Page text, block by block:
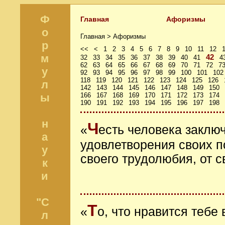
Ф
о
р
м
у
л
ы
н
а
у
к
и
"С
л
Главная Афоризмы
Главная > Афоризмы
<<
< 1 2 3 4 5 6 7 8 9 10 11 12
32
33 34 35 36 37 38 39 40 41 42
62
63 64 65 66 67 68 69 70 71 72
73
92
93 94 95 96 97 98 99 100 101
102
118
119 120 121 122 123 124 125 126
142
143 144 145 146 147 148 149
150
166
167 168 169 170 171 172 173
174
190
191 192 193 194 195 196 197 198
«Честь человека
удовлетворения своих
своего трудолюбия, от
«То, что нравится тебе